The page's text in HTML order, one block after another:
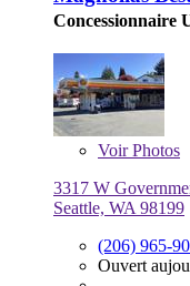
Concessionnaire
VoirPhotos
3317 W
Seattle, WA 98199
(206) 965-
Ouvert